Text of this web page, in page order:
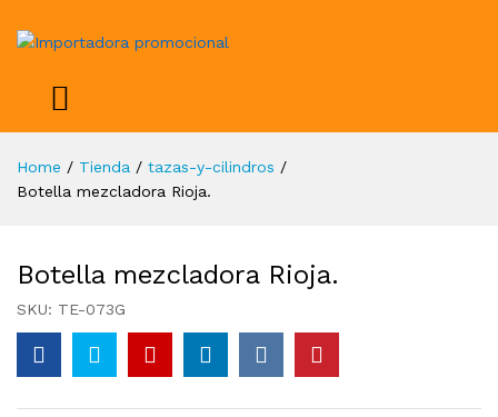
Home / Tienda / tazas-y-cilindros /
Botella mezcladora Rioja.
Botella mezcladora Rioja.
SKU: TE-073G